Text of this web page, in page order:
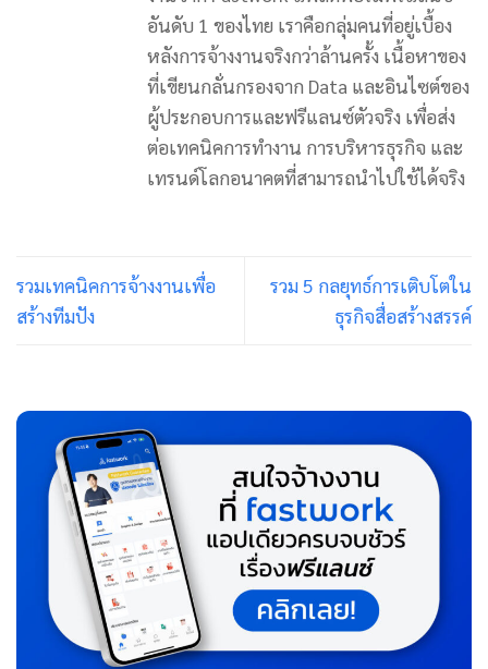
อันดับ 1 ของไทย เราคือกลุ่มคนที่อยู่เบื้อง
หลังการจ้างงานจริงกว่าล้านครั้ง เนื้อหาของ
ที่เขียนกลั่นกรองจาก Data และอินไซต์ของ
ผู้ประกอบการและฟรีแลนซ์ตัวจริง เพื่อส่ง
ต่อเทคนิคการทำงาน การบริหารธุรกิจ และ
เทรนด์โลกอนาคตที่สามารถนำไปใช้ได้จริง
รวมเทคนิคการจ้างงานเพื่อ
สร้างทีมปัง
รวม 5 กลยุทธ์การเติบโตใน
ธุรกิจสื่อสร้างสรรค์